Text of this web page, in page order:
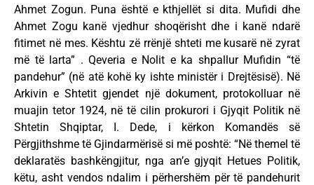
Ahmet Zogun. Puna është e kthjellët si dita. Mufidi dhe
Ahmet Zogu kanë vjedhur shoqërisht dhe i kanë ndarë
fitimet në mes. Kështu zë rrënjë shteti me kusarë në zyrat
më të larta” . Qeveria e Nolit e ka shpallur Mufidin “të
pandehur” (në atë kohë ky ishte ministër i Drejtësisë). Në
Arkivin e Shtetit gjendet një dokument, protokolluar në
muajin tetor 1924, në të cilin prokurori i Gjyqit Politik në
Shtetin Shqiptar, I. Dede, i kërkon Komandës së
Përgjithshme të Gjindarmërisë si më poshtë: “Në themel të
deklaratës bashkëngjitur, nga an’e gjyqit Hetues Politik,
këtu, asht vendos ndalim i përhershëm për të pandehurit